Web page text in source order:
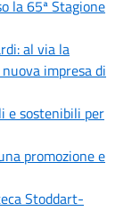
la 65ª Stagione
al via la
impresa di
e sostenibili per
promozione e
Stoddart-